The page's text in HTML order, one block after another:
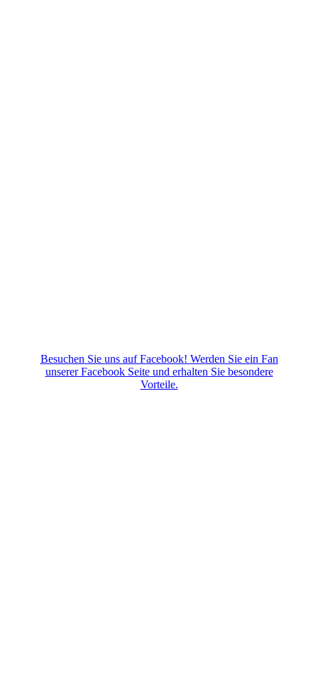
Besuchen Sie uns auf Facebook! Werden Sie ein Fan
unserer Facebook Seite und erhalten Sie besondere
Vorteile.